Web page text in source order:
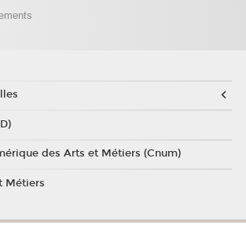
des Arts et Métiers (Cnum)
Métiers